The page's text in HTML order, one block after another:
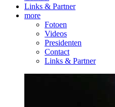
Links & Partner
more
Fotoen
Videos
Presidenten
Contact
Links & Partner